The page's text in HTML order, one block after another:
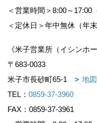
＜営業時間＞8:00～
＜定休日＞年中無休（年
《米子営業所（イシンホ
〒683-0033
米子市長砂町65-1
地図
TEL： 0859-37-3960
FAX：0859-37-3961